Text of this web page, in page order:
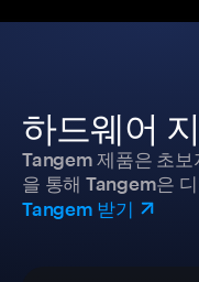
하드웨어
Tangem 제품은 초보
을 통해 Tangem은
Tangem 받기